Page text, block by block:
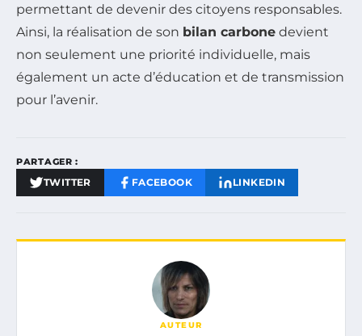
permettant de devenir des citoyens responsables.
Ainsi, la réalisation de son bilan carbone devient
non seulement une priorité individuelle, mais
également un acte d’éducation et de transmission
pour l’avenir.
PARTAGER :
TWITTER FACEBOOK LINKEDIN
AUTEUR